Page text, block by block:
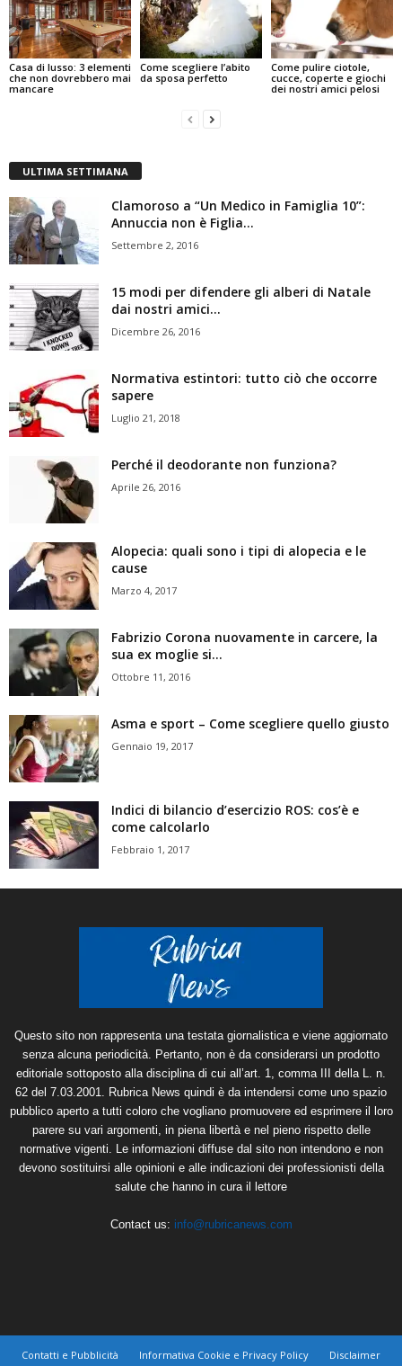
Casa di lusso: 3 elementi
che non dovrebbero mai
mancare
Come scegliere l’abito
da sposa perfetto
Come pulire ciotole,
cucce, coperte e giochi
dei nostri amici pelosi
ULTIMA SETTIMANA
Clamoroso a “Un Medico in Famiglia 10”:
Annuccia non è Figlia...
Settembre 2, 2016
15 modi per difendere gli alberi di Natale
dai nostri amici...
Dicembre 26, 2016
Normativa estintori: tutto ciò che occorre
sapere
Luglio 21, 2018
Perché il deodorante non funziona?
Aprile 26, 2016
Alopecia: quali sono i tipi di alopecia e le
cause
Marzo 4, 2017
Fabrizio Corona nuovamente in carcere, la
sua ex moglie si...
Ottobre 11, 2016
Asma e sport – Come scegliere quello giusto
Gennaio 19, 2017
Indici di bilancio d’esercizio ROS: cos’è e
come calcolarlo
Febbraio 1, 2017
Questo sito non rappresenta una testata giornalistica e viene aggiornato
senza alcuna periodicità. Pertanto, non è da considerarsi un prodotto
editoriale sottoposto alla disciplina di cui all’art. 1, comma III della L. n.
62 del 7.03.2001. Rubrica News quindi è da intendersi come uno spazio
pubblico aperto a tutti coloro che vogliano promuovere ed esprimere il loro
parere su vari argomenti, in piena libertà e nel pieno rispetto delle
normative vigenti. Le informazioni diffuse dal sito non intendono e non
devono sostituirsi alle opinioni e alle indicazioni dei professionisti della
salute che hanno in cura il lettore
Contact us: info@rubricanews.com
Contatti e Pubblicità Informativa Cookie e Privacy Policy Disclaimer